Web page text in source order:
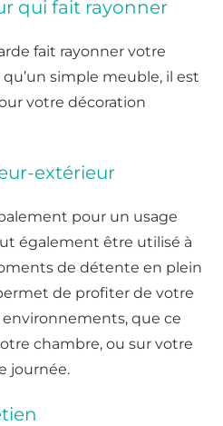
qui fait rayonner
fait rayonner votre
simple meuble, il est
votre décoration
extérieur
pour un usage
également être utilisé à
de détente en plein
de profiter de votre
que ce
chambre, ou sur votre
journée.